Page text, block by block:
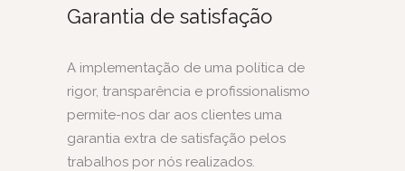
Garantia de satisfação
A implementação de uma política de
rigor, transparência e profissionalismo
permite-nos dar aos clientes uma
garantia extra de satisfação pelos
trabalhos por nós realizados.